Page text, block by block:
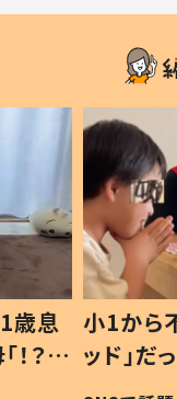
歳息
？」
小1から
ッド」
作り続